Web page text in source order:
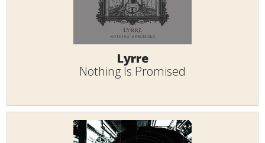
Lyrre
Nothing Is Promised